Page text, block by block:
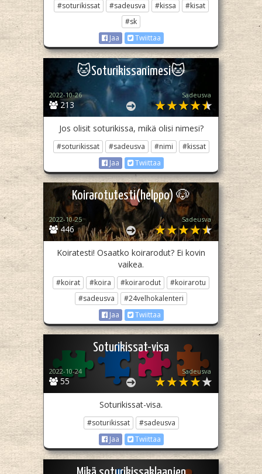
#soturikissat #sadeusva #kissa
#kisat
#sk
Jaa
Twiittaa
🐱Soturikissanimesi🐱
213
2022-10-26 Sadeusva
Jos olisit soturikissa, mikä olisi nimesi?
#soturikissat #sadeusva #nimi
#kissat
Jaa
Twiittaa
Koirarotutesti(helppo) 🐶
446
2022-10-25 Sadeusva
Koiratesti! Osaatko koirarodut? Ei kovin
vaikea.
#koirat #koira #koirarodut
#koirarotu
#sadeusva
#24velhokalenteri
Jaa
Twiittaa
Soturikissat-visa
55
2022-10-24 Sadeusva
Soturikissat-visa.
#soturikissat
#sadeusva
Jaa
Twiittaa